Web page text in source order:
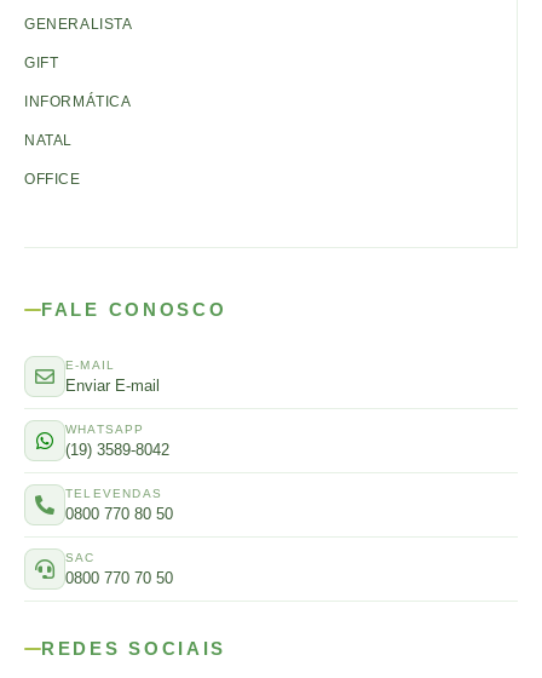
GENERALISTA
GIFT
INFORMÁTICA
NATAL
OFFICE
FALE CONOSCO
E-MAIL
Enviar E-mail
WHATSAPP
(19) 3589-8042
TELEVENDAS
0800 770 80 50
SAC
0800 770 70 50
REDES SOCIAIS